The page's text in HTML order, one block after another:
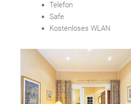
Telefon
Safe
Kostenloses WLAN